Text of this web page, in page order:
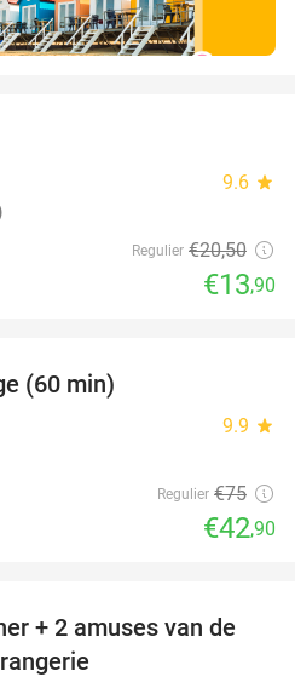
9.6 star
Regulier €20,50
€13,90
(60 min)
9.9 star
Regulier €75
€42,90
48%
+ 2 amuses van de